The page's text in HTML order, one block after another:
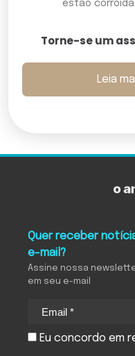
estão
Torne-se um
Leia
Quer receber
e-mail?
Assine nossa
em seu e-mail
Eu concordo em